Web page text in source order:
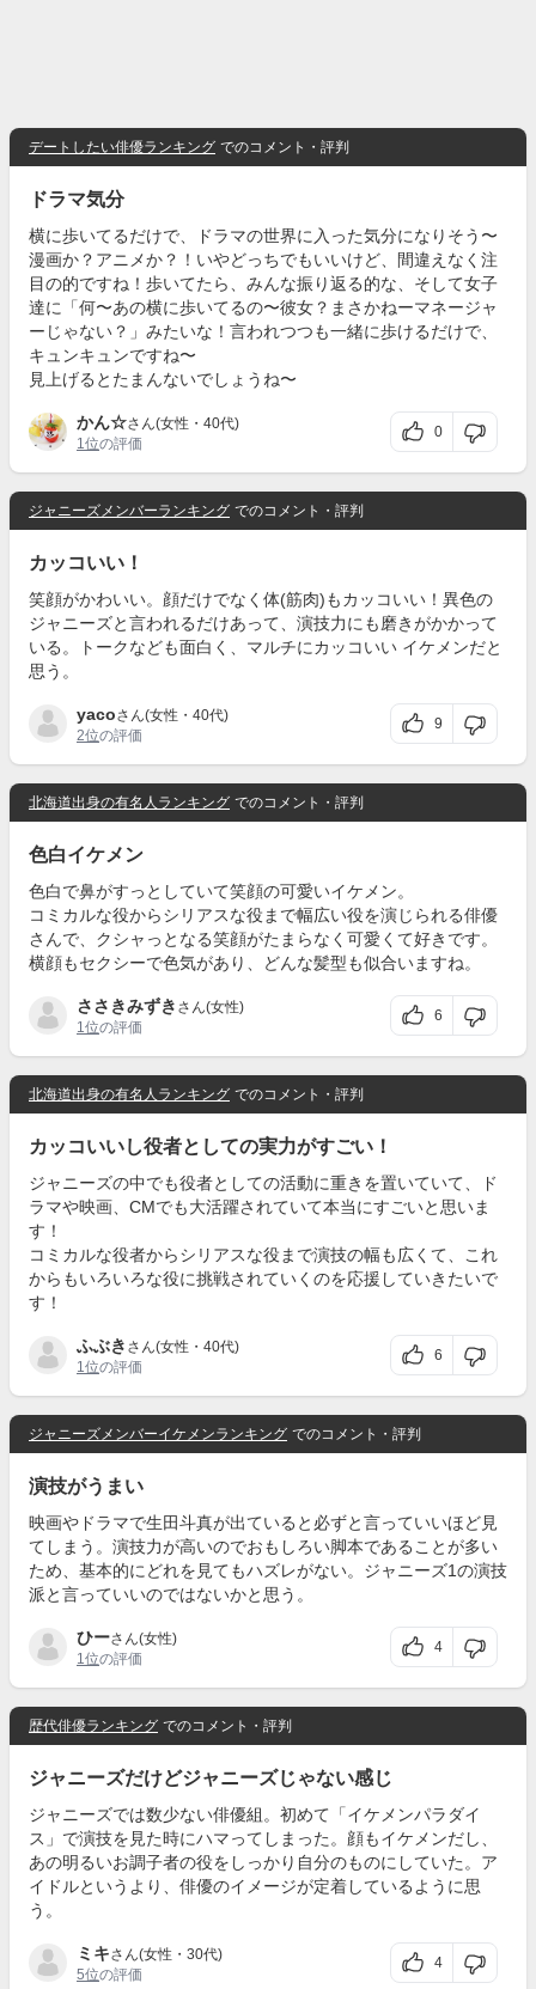
デートしたい俳優ランキング でのコメント・評判
ドラマ気分
横に歩いてるだけで、ドラマの世界に入った気分になりそう〜
漫画か？アニメか？！いやどっちでもいいけど、間違えなく注
目の的ですね！歩いてたら、みんな振り返る的な、そして女子
達に「何〜あの横に歩いてるの〜彼女？まさかねーマネージャ
ーじゃない？」みたいな！言われつつも一緒に歩けるだけで、
キュンキュンですね〜
見上げるとたまんないでしょうね〜
かん☆さん(女性・40代)
1位の評価
0
ジャニーズメンバーランキング でのコメント・評判
カッコいい！
笑顔がかわいい。顔だけでなく体(筋肉)もカッコいい！異色の
ジャニーズと言われるだけあって、演技力にも磨きがかかって
いる。トークなども面白く、マルチにカッコいい イケメンだと
思う。
yacoさん(女性・40代)
2位の評価
9
北海道出身の有名人ランキング でのコメント・評判
色白イケメン
色白で鼻がすっとしていて笑顔の可愛いイケメン。
コミカルな役からシリアスな役まで幅広い役を演じられる俳優
さんで、クシャっとなる笑顔がたまらなく可愛くて好きです。
横顔もセクシーで色気があり、どんな髪型も似合いますね。
ささきみずき さん(女性)
1位の評価
6
北海道出身の有名人ランキング でのコメント・評判
カッコいいし役者としての実力がすごい！
ジャニーズの中でも役者としての活動に重きを置いていて、ド
ラマや映画、CMでも大活躍されていて本当にすごいと思いま
す！
コミカルな役者からシリアスな役まで演技の幅も広くて、これ
からもいろいろな役に挑戦されていくのを応援していきたいで
す！
ふぶき さん(女性・40代)
1位の評価
6
ジャニーズメンバーイケメンランキング でのコメント・評判
演技がうまい
映画やドラマで生田斗真が出ていると必ずと言っていいほど見
てしまう。演技力が高いのでおもしろい脚本であることが多い
ため、基本的にどれを見てもハズレがない。ジャニーズ1の演技
派と言っていいのではないかと思う。
ひーさん(女性)
1位の評価
4
歴代俳優ランキング でのコメント・評判
ジャニーズだけどジャニーズじゃない感じ
ジャニーズでは数少ない俳優組。初めて「イケメンパラダイ
ス」で演技を見た時にハマってしまった。顔もイケメンだし、
あの明るいお調子者の役をしっかり自分のものにしていた。ア
イドルというより、俳優のイメージが定着しているように思
う。
ミキさん(女性・30代)
5位の評価
4